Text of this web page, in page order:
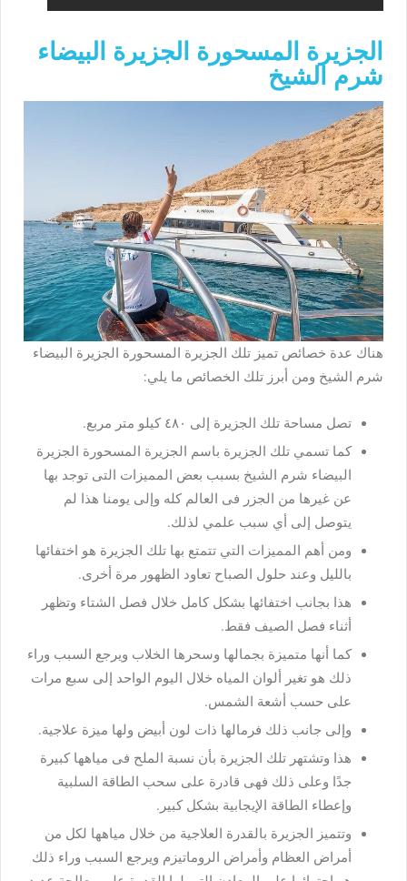
الجزيرة المسحورة الجزيرة البيضاء
شرم الشيخ
هناك عدة خصائص تميز تلك الجزيرة المسحورة الجزيرة البيضاء
شرم الشيخ ومن أبرز تلك الخصائص ما يلي:
تصل مساحة تلك الجزيرة إلى ٤٨٠ كيلو متر مربع.
كما تسمي تلك الجزيرة باسم الجزيرة المسحورة الجزيرة
البيضاء شرم الشيخ بسبب بعض المميزات التى توجد بها
عن غيرها من الجزر فى العالم كله وإلى يومنا هذا لم
يتوصل إلى أي سبب علمي لذلك.
ومن أهم المميزات التي تتمتع بها تلك الجزيرة هو اختفائها
بالليل وعند حلول الصباح تعاود الظهور مرة أخرى.
هذا بجانب اختفائها بشكل كامل خلال فصل الشتاء وتظهر
أثناء فصل الصيف فقط.
كما أنها متميزة بجمالها وسحرها الخلاب ويرجع السبب وراء
ذلك هو تغير ألوان المياه خلال اليوم الواحد إلى سبع مرات
على حسب أشعة الشمس.
وإلى جانب ذلك فرمالها ذات لون أبيض ولها ميزة علاجية.
هذا وتشتهر تلك الجزيرة بأن نسبة الملح فى مياهها كبيرة
جدًا وعلى ذلك فهى قادرة على سحب الطاقة السلبية
وإعطاء الطاقة الإيجابية بشكل كبير.
وتتميز الجزيرة بالقدرة العلاجية من خلال مياهها لكل من
أمراض العظام وأمراض الروماتيزم ويرجع السبب وراء ذلك